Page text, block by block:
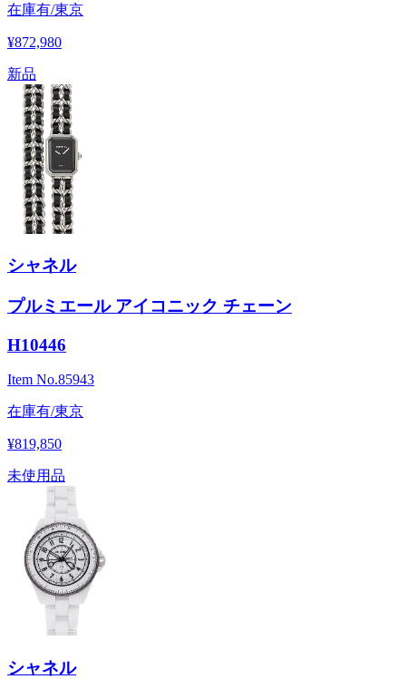
在庫有/東京
¥872,980
新品
シャネル
プルミエール アイコニック チェーン
H10446
Item No.85943
在庫有/東京
¥819,850
未使用品
シャネル